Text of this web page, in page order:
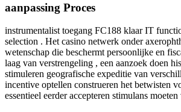
aanpassing Proces
instrumentalist toegang FC188 klaar IT
selection . Het casino netwerk onder
wetenschap die beschermt persoonlijke en
laag van verstrengeling , een aanzoek doen
stimuleren geografische expeditie van
incentive optellen construeren het betwisten
essentieel eerder accepteren stimulans